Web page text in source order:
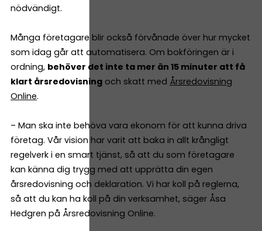
nödvändigt.
Många företagare blir också förvånade över hur mycket
som idag går att automatisera. Om bokföringen är i
ordning, behöver det inte ta mer än 15 minuter att få
klart årsredovisning och skatt med Årsredovisning
Online.
– Man ska inte behöva vara ekonom för att kunna driva
företag. Vår vision har varit att baka in allt krångligt
regelverk i en smart tjänst, så att du som företagare
kan känna dig trygg med att upprätta din egen
årsredovisning och deklaration. Vi har koll på reglerna,
så att du kan ha koll på din verksamhet, säger Åsa
Hedgren på Årsredovisning Online.